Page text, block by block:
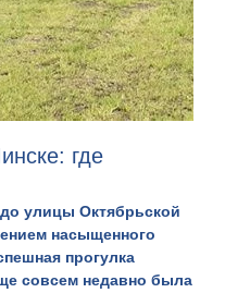
где
улицы Октябрьской
насыщенного
прогулка
совсем недавно была